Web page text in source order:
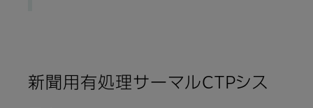
新聞用有処理サーマルCTPシス